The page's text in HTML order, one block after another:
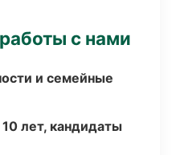
с нами
и семейные
лет, кандидаты